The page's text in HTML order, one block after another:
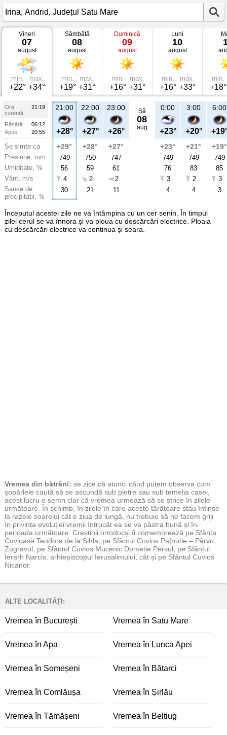
Vremea
Irina
Andrid,
Județul
Satu
Mare
Vineri
07
august
min.
+22°
max.
+34°
Sâmbătă
08
august
min.
+19°
max.
+31°
Duminică
09
august
min.
+16°
max.
+31°
Luni
10
august
min.
+16°
max.
+33°
min.
+18°
Ora
21:19
curentă
Răsărit:
06:12
Apus:
20:55
Se simte ca
Presiune, mm
Umiditate, %
Vânt, m/s
Șanse de
precipitații, %
21:00
+28°
+29°
749
56
4
30
22:00
+27°
+28°
750
59
2
21
23:00
+26°
+27°
747
61
2
11
Sâ
08
aug
0:00
+23°
+23°
749
76
3
4
3:00
+20°
+21°
749
83
2
4
6:00
+19°
749
85
3
3
Începutul acestei zile ne va întâmpina cu un cer senin. În timpul
zilei cerul se va înnora și va ploua cu descărcări electrice. Ploaia
cu descărcări electrice va continua și seara.
Vremea din bătrâni: se zice că atunci când putem observa cum
șopârlele caută să se ascundă sub pietre sau sub temelia casei,
acest lucru e semn clar că vremea urmează să se strice în zilele
următoare. În schimb, în zilele în care aceste târâtoare stau întinse
la razele soarelui cât e ziua de lungă, nu trebuie să ne facem griji
în privința evoluției vremii întrucât ea se va păstra bună și în
perioada următoare. Creștinii ortodocși îi comemorează pe Sfânta
Cuvioasă Teodora de la Sihla, pe Sfântul Cuvios Pafnutie – Pârvu
Zugravul, pe Sfântul Cuvios Mucenic Dometie Persul, pe Sfântul
Ierarh Narcis, arhiepiscopul Ierusalimului, cât și pe Sfântul Cuvios
Nicanor.
ALTE LOCALITĂȚI:
Vremea în București Vremea în Satu Mare
Vremea în Apa Vremea în Lunca Apei
Vremea în Someșeni Vremea în Bătarci
Vremea în Comlăușa Vremea în Șirlău
Vremea în Tămășeni Vremea în Beltiug